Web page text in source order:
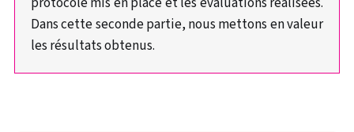
Dans cette seconde partie, nous mettons en valeur
les résultats obtenus.